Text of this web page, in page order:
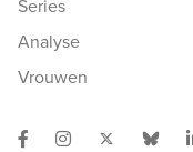
Series
Analyse
Vrouwen